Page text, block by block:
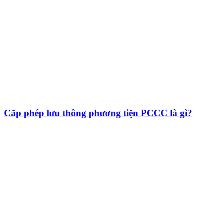
Cấp phép lưu thông phương tiện PCCC là gì?